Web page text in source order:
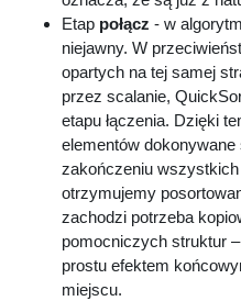
Etap połącz - w
niejawny. W
opartych na tej samej
przez scalanie,
etapu łączenia. Dzięki
elementów
zakończeniu
otrzymujemy
zachodzi potrzeba
pomocniczych struktur
prostu efektem
miejscu.